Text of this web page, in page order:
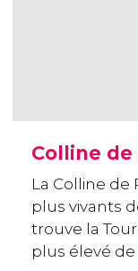
Colline
La Colline de
plus vivants
trouve la
plus élevé de